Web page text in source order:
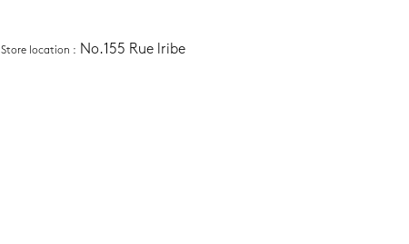
Store location : No.155 Rue lribe